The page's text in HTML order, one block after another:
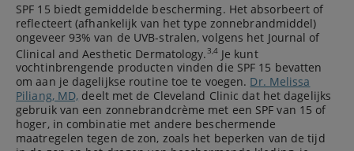
SPF 15 biedt gemiddelde bescherming. Het absorbeert of
reflecteert (afhankelijk van het type zonnebrandmiddel)
ongeveer 93% van de UVB-stralen, volgens het Journal of
Clinical and Aesthetic Dermatology. 3,4Je kunt
vochtinbrengende producten vinden die SPF 15 bevatten
om aan je dagelijkse routine toe te voegen. Dr. Melissa
Piliang, MD, deelt met de Cleveland Clinic dat het dagelijks
gebruik van een zonnebrandcrème met een SPF van 15 of
hoger, in combinatie met andere beschermende
maatregelen tegen de zon, zoals het beperken van de tijd